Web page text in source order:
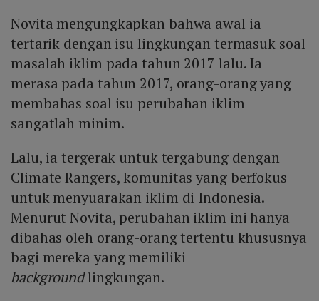
Novita mengungkapkan bahwa awal ia
tertarik dengan isu lingkungan termasuk soal
masalah iklim pada tahun 2017 lalu. Ia
merasa pada tahun 2017, orang-orang yang
membahas soal isu perubahan iklim
sangatlah minim.
Lalu, ia tergerak untuk tergabung dengan
Climate Rangers, komunitas yang berfokus
untuk menyuarakan iklim di Indonesia.
Menurut Novita, perubahan iklim ini hanya
dibahas oleh orang-orang tertentu khususnya
bagi mereka yang memiliki
backgroundlingkungan.